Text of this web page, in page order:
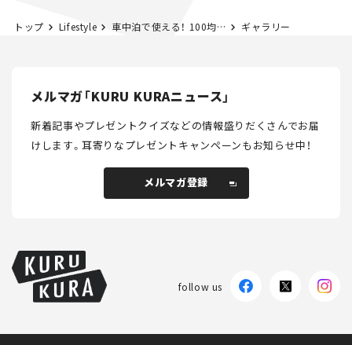
トップ Lifestyle 車中泊で使える！ 100均おすすめグッズ30選｜本当に便利なコスパ抜群アイテム ギャラリー
メルマガ「KURU KURAニュース」
新着記事やプレゼントクイズなどの情報盛りだくさんでお届
けします。耳寄りなプレゼントキャンペーンもお知らせ中！
メルマガ登録
follow us